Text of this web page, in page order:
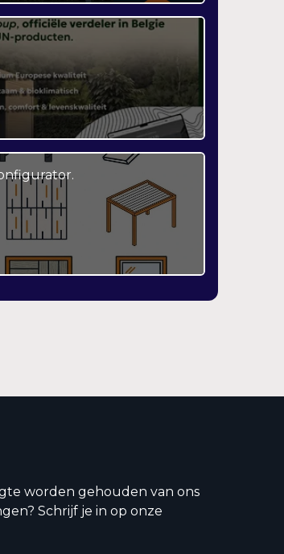
worden gehouden van ons
Schrijf je in op onze